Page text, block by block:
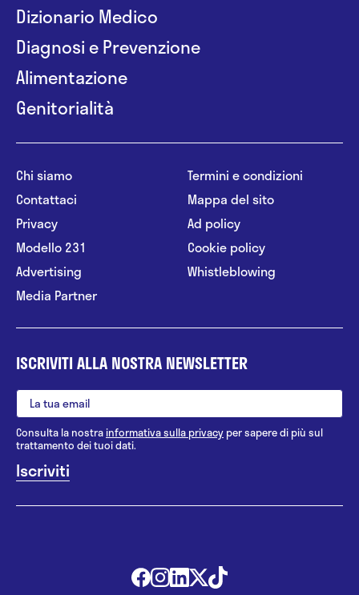
Dizionario Medico
Diagnosi e Prevenzione
Alimentazione
Genitorialità
Chi siamo
Contattaci
Privacy
Modello 231
Advertising
Media Partner
Termini e condizioni
Mappa del sito
Ad policy
Cookie policy
Whistleblowing
ISCRIVITI ALLA NOSTRA NEWSLETTER
Consulta la nostrainformativa sulla privacy per sapere di più sul
trattamento dei tuoi dati.